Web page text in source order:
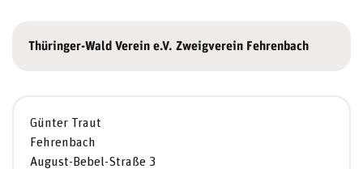
Thüringer-Wald Verein e.V. Zweigverein Fehrenbach
Günter Traut
Fehrenbach
August-Bebel-Straße 3